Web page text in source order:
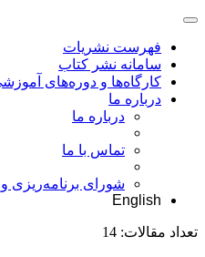
فهرست نشریات
سامانه نشر کتاب
کارگاه‌ها و دوره‌های
درباره ما
درباره ما
تماس با ما
شورای برنامه‌ریزی
English
تعداد مقالات: 14